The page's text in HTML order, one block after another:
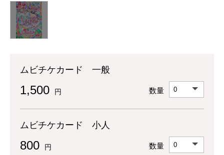
ムビチケカード 一般
1,500 円 数量
ムビチケカード 小人
800 円 数量